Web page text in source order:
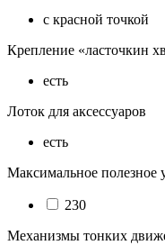
с красной точкой
Крепление «ласточкин
есть
Лоток для аксессуаров
есть
Максимальное полезное
230
Механизмы тонких